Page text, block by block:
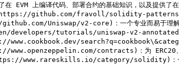
EVM 上编译代码、部署合约的基础知识，以及提供了
github.com/fravoll/solidity-patterns)：提供
Uniswap/v2-core)：一个专业而易于理解的
developers/tutorials/uniswap-v2-annotated-
contracts)：为 ERC20、
www.rareskills.io/category/solidity)：一系列